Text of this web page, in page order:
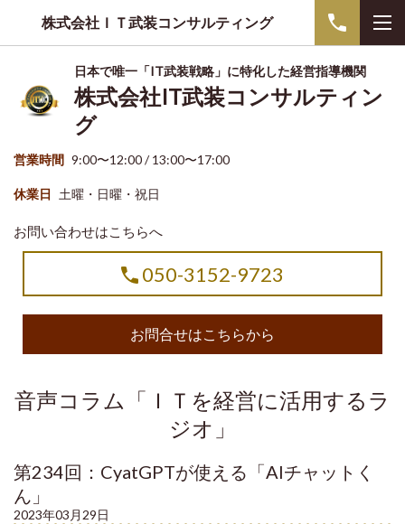
株式会社ＩＴ武装コンサルティング
日本で唯一「IT武装戦略」に特化した経営指導機関
株式会社IT武装コンサルティン
グ
営業時間 9:00〜12:00 / 13:00〜17:00
休業日 土曜・日曜・祝日
お問い合わせはこちらへ
050-3152-9723
お問合せはこちらから
音声コラム「ＩＴを経営に活用するラ
ジオ」
第234回：CyatGPTが使える「AIチャットく
ん」
2023年03月29日